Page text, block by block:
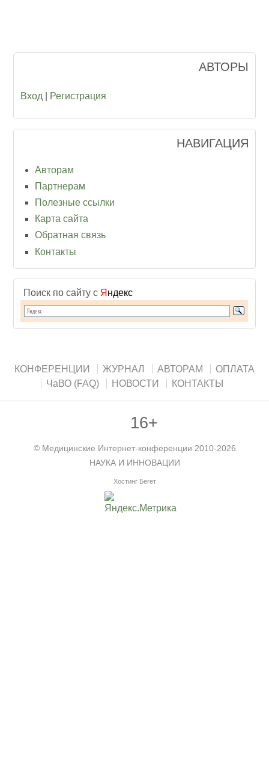
АВТОРЫ
Вход Регистрация
НАВИГАЦИЯ
Авторам
Партнерам
Полезные ссылки
Карта сайта
Обратная связь
Контакты
Поиск по сайту с Я ндекс
КОНФЕРЕНЦИИ ЖУРНАЛ АВТОРАМ
ОПЛАТА
ЧаВО (FAQ)
НОВОСТИ КОНТАКТЫ
16+
© Медицинские Интернет-конференции 2010-2026
НАУКА И ИННОВАЦИИ
Хостинг Бегет